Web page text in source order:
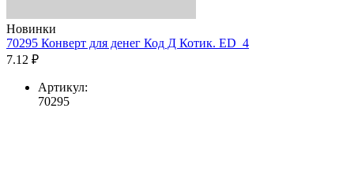
Новинки
70295 Конверт для денег Код Д Котик. ED_4
7.12 ₽
Артикул:
70295